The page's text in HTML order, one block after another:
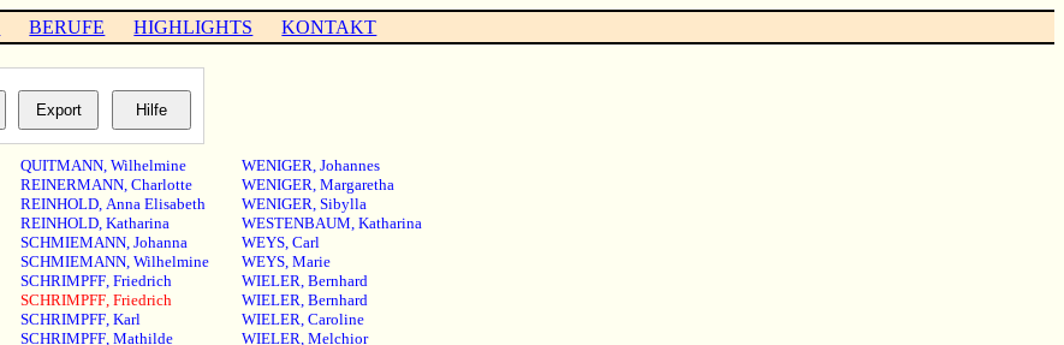
BERUFE HIGHLIGHTS KONTAKT
QUITMANN, Wilhelmine
REINERMANN, Charlotte
REINHOLD, Anna Elisabeth
REINHOLD, Katharina
SCHMIEMANN, Johanna
SCHMIEMANN, Wilhelmine
SCHRIMPFF, Friedrich
SCHRIMPFF, Friedrich
SCHRIMPFF, Karl
SCHRIMPFF, Mathilde
WENIGER, Johannes
WENIGER, Margaretha
WENIGER, Sibylla
WESTENBAUM, Katharina
WEYS, Carl
WEYS, Marie
WIELER, Bernhard
WIELER, Bernhard
WIELER, Caroline
WIELER, Melchior